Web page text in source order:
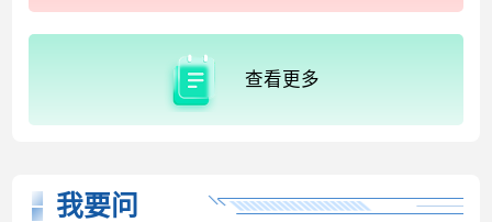
查看更多
我要问